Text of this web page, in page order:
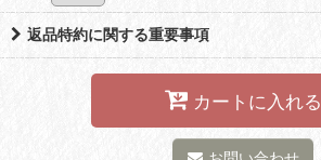
返品特約に関する重要事項
カートに入れる